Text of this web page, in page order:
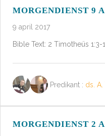
MORGENDIENST 9
9 april 2017
Bible Text: 2 Timotheüs
Predikant : ds.
MORGENDIENST 2